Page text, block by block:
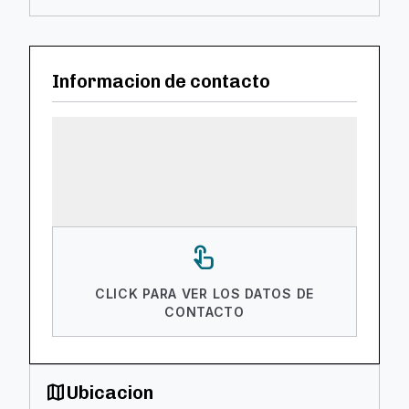
Informacion de contacto
touch_app
CLICK PARA VER LOS DATOS DE
CONTACTO
mapUbicacion